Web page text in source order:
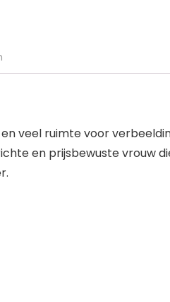
veel ruimte voor
en prijsbewuste vrouw